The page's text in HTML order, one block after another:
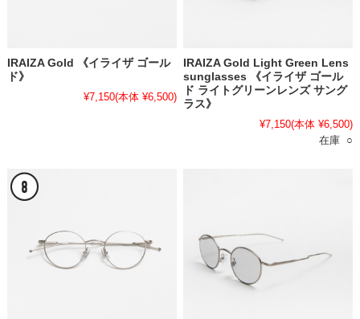
IRAIZA Gold 《イライザ ゴール
ド》
¥7,150(本体 ¥6,500)
IRAIZA Gold Light Green Lens
sunglasses 《イライザ ゴール
ド ライトグリーンレンズ サング
ラス》
¥7,150(本体 ¥6,500)
在庫 ○